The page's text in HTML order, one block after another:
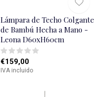
Lámpara de Techo Colgante
de Bambú Hecha a Mano -
Leona D60xH60cm
€159,00
IVA incluido